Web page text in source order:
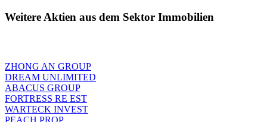
Weitere Aktien aus dem Sektor Immobilien
ZHONG AN GROUP
DREAM UNLIMITED
ABACUS GROUP
FORTRESS RE EST
WARTECK INVEST
PEACH PROP